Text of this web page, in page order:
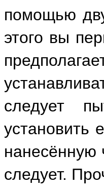
помощью
этого вы
следует
установить
нанесённую
следует.